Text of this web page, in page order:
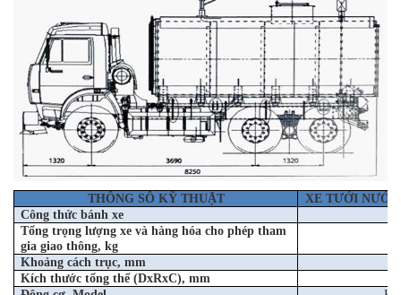
THÔNG SỐ KỸ THUẬT
XE TƯỚI
Công thức bánh xe
Tổng trọng lượng xe và hàng hóa cho phéptham
gia giaothông, kg
Khoảng cách trục, mm
Kích thước tổng thể (DxRxC), mm